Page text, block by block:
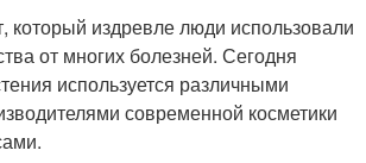
который издревле люди использовали
от многих болезней. Сегодня
используется различными
современной косметики